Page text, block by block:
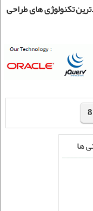
تکنولوژی های طراحی
8
ها